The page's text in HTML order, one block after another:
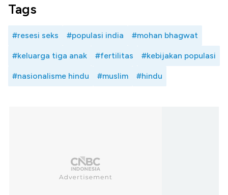
Tags
#resesi seks #populasi india #mohan bhagwat
#keluarga tiga anak #fertilitas #kebijakan populasi
#nasionalisme hindu #muslim #hindu